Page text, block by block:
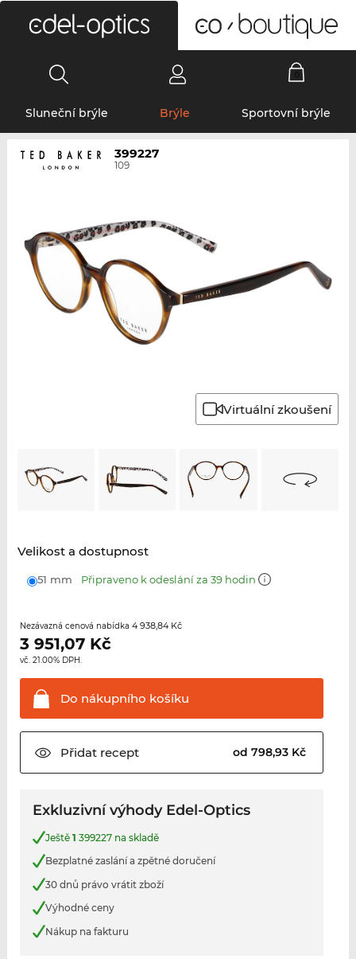
Sluneční brýle Brýle Sportovní brýle
399227
109
Virtuální zkoušení
Velikost a dostupnost
51 mm Připraveno k odeslání za 39 hodin
Nezávazná cenová nabídka 4 938,84 Kč
3 951,07Kč
vč. 21.00% DPH.
Do nákupního košíku
Přidatrecept od 798,93 Kč
Exkluzivní výhody Edel-Optics
Ještě 1 399227 na skladě
Bezplatné zaslání a zpětné doručení
30 dnů právo vrátit zboží
Výhodné ceny
Nákup na fakturu